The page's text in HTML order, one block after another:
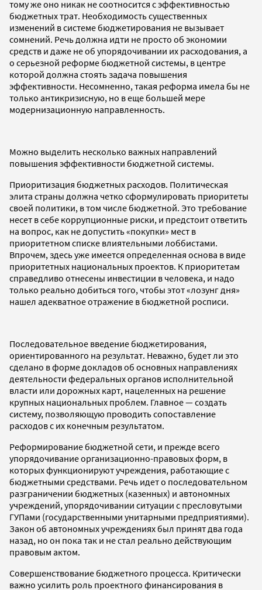
тому же оно никак не соотносится с эффективностью
бюджетных трат. Необходимость существенных
изменений в системе бюджетирования не вызывает
сомнений. Речь должна идти не просто об экономии
средств и даже не об упорядочивании их расходования, а
о серьезной реформе бюджетной системы, в центре
которой должна стоять задача повышения
эффективности. Несомненно, такая реформа имела бы не
только антикризисную, но в еще большей мере
модернизационную направленность.
Можно выделить несколько важных направлений
повышения эффективности бюджетной системы.
Приоритизация бюджетных расходов. Политическая
элита страны должна четко сформулировать приоритеты
своей политики, в том числе бюджетной. Это требование
несет в себе коррупционные риски, и предстоит ответить
на вопрос, как не допустить «покупки» мест в
приоритетном списке влиятельными лоббистами.
Впрочем, здесь уже имеется определенная основа в виде
приоритетных национальных проектов. К приоритетам
справедливо отнесены инвестиции в человека, и надо
только реально добиться того, чтобы этот «лозунг дня»
нашел адекватное отражение в бюджетной росписи.
Последовательное введение бюджетирования,
ориентированного на результат. Неважно, будет ли это
сделано в форме докладов об основных направлениях
деятельности федеральных органов исполнительной
власти или дорожных карт, нацеленных на решение
крупных национальных проблем. Главное — создать
систему, позволяющую проводить сопоставление
расходов с их конечным результатом.
Реформирование бюджетной сети, и прежде всего
упорядочивание организационно-правовых форм, в
которых функционируют учреждения, работающие с
бюджетными средствами. Речь идет о последовательном
разграничении бюджетных (казенных) и автономных
учреждений, упорядочивании ситуации с пресловутыми
ГУПами (государственными унитарными предприятиями).
Закон об автономных учреждениях был принят два года
назад, но он пока так и не стал реально действующим
правовым актом.
Совершенствование бюджетного процесса. Критически
важно усилить роль проектного финансирования в